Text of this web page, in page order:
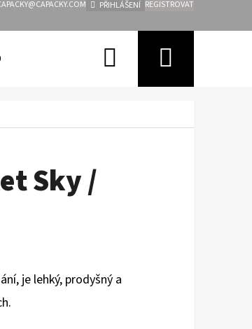
PŘIHLÁŠENÍ REGISTROVAT
Hledat
Sky /
je lehký, prodyšný a